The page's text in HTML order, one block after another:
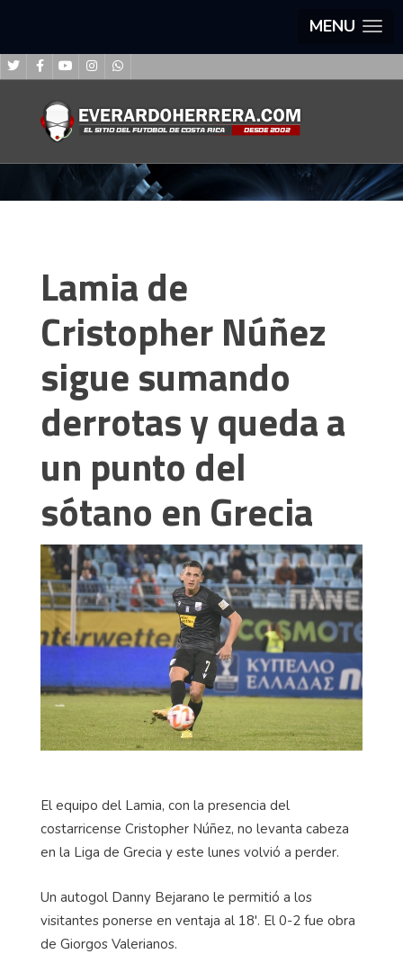
MENU
Lamia de
Cristopher Núñez
sigue sumando
derrotas y queda a
un punto del
sótano en Grecia
El equipo del Lamia, con la presencia del
costarricense Cristopher Núñez, no levanta cabeza
en la Liga de Grecia y este lunes volvió a perder.
Un autogol Danny Bejarano le permitió a los
visitantes ponerse en ventaja al 18'. El 0-2 fue obra
de Giorgos Valerianos.